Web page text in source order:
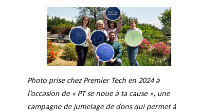
Photo prise chez Premier Tech en 2024 à
l’occasion de « PT se noue à ta cause », une
campagne de jumelage de dons qui permet à